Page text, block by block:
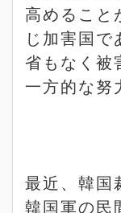
高めること
じ加害国で
省もなく被
一方的な努
最近、韓国
韓国軍の民